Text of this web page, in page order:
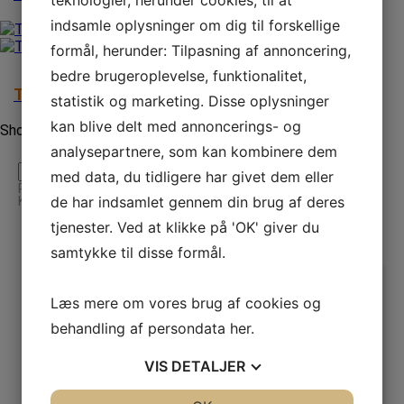
Tyrostation
Showing all 8 results
for:
Search
Klik på + for at se underkategori
Produktkategorier
Ambulatorisk døgnblodtryk (ABPM)
Blodtryksapparat
Robotassisteret Ultralyd
Lungefunktion
Bronkial provokation
Exhaled Breath
6-minutters gangtest
Pulsoximetre
Tilbehør lungefunktion
indsamle oplysninger om dig til forskellige
formål, herunder: Tilpasning af annoncering,
bedre brugeroplevelse, funktionalitet,
statistik og marketing. Disse oplysninger
kan blive delt med annoncerings- og
analysepartnere, som kan kombinere dem
med data, du tidligere har givet dem eller
de har indsamlet gennem din brug af deres
tjenester. Ved at klikke på 'OK' giver du
samtykke til disse formål.
Læs mere om vores brug af cookies og
behandling af persondata her.
VIS DETALJER